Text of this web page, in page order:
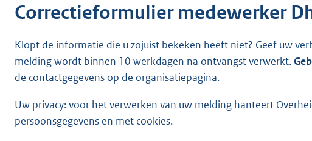
Correctieformulier medewerker
Klopt de informatie die u zojuist bekeken heeft niet? Geef uw
melding wordt binnen 10 werkdagen na ontvangst verwerkt.
de contactgegevens op de organisatiepagina.
Uw privacy: voor het verwerken van uw melding hanteert
persoonsgegevens en met cookies.